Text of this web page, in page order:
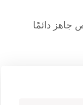
جاهز دائمًا